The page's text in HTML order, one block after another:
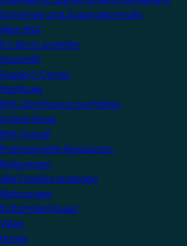
Sicherheit und Zugangskontrolle
Mein KNX
Ein Konto erstellen
Geschäft
Support-Center
Fachleute
KNX-Zertifizierung erhalten
Online-Kurse
KNX Virtuell
Professionelle Ressourcen
Referenzen
Alle Projekte anzeigen
Wohnungen
Einfamilienhäuser
Villen
Hotels